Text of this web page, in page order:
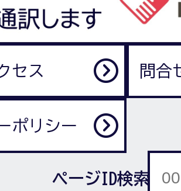
セス 問合
ポリシー
ページID検索